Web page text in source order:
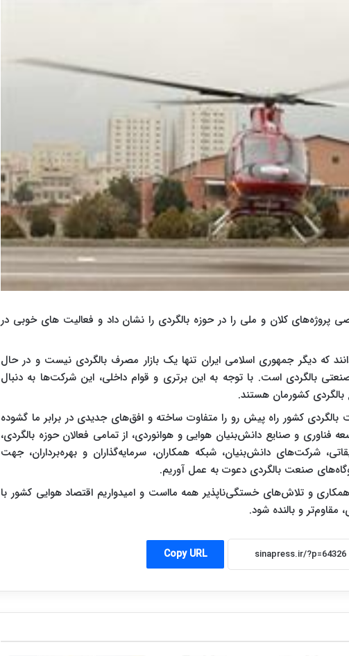
کلان و ملی را در حوزه بالگردی را نشان داد و فعالیت های خوبی در
که دیگر جمهوری اسلامی ایران تنها یک بازار مصرف بالگردی نیست و در حال
بالگردی است. با توجه به این برتری و قوام داخلی، این شرکت‌ها به دنبال
کشورمان هستند.
کشور راه پیش رو را متفاوت ساخته و افق‌های جدیدی در برابر ما گشوده
و صنایع دانش‌بنیان هوایی و هوانوردی، از تمامی فعالان حوزه بالگردی،
در صنایع، مراکز دانشگاهی و تحقیقاتی، شرکت‌‎های دانش‌بنیان، شبکه همکاران، سرمایه‌گذاران و بهره‌برداران، جهت
صنعت بالگردی دعوت به عمل آوریم.
و تلاش‌های خستگی‌ناپذیر همه مااست و امیدواریم اقتصاد هوایی کشور با
و بالنده شود.
Copy URL